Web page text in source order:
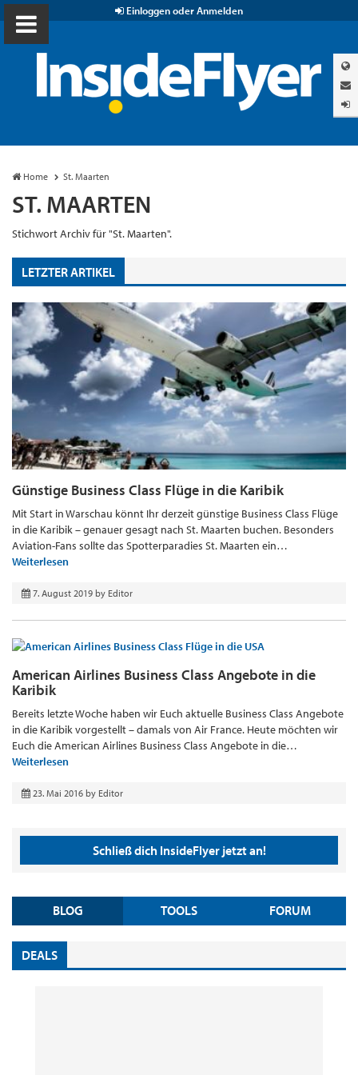
Einloggen oder Anmelden
Home St. Maarten
ST. MAARTEN
Stichwort Archiv für "St. Maarten".
LETZTER ARTIKEL
Günstige Business Class Flüge in die Karibik
Mit Start in Warschau könnt Ihr derzeit günstige Business Class Flüge
in die Karibik – genauer gesagt nach St. Maarten buchen. Besonders
Aviation-Fans sollte das Spotterparadies St. Maarten ein…
Weiterlesen
7. August 2019 by Editor
American Airlines Business Class Angebote in die
Karibik
Bereits letzte Woche haben wir Euch aktuelle Business Class Angebote
in die Karibik vorgestellt – damals von Air France. Heute möchten wir
Euch die American Airlines Business Class Angebote in die…
Weiterlesen
23. Mai 2016 by Editor
Schließ dich InsideFlyer jetzt an!
BLOG TOOLS FORUM
DEALS